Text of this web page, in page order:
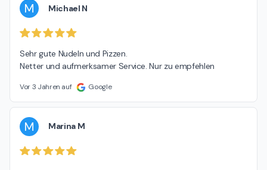
M Michael N
Sehr gute Nudeln und Pizzen.
Netter und aufmerksamer Service. Nur zu empfehlen
Vor 3 Jahren auf Google
M Marina M